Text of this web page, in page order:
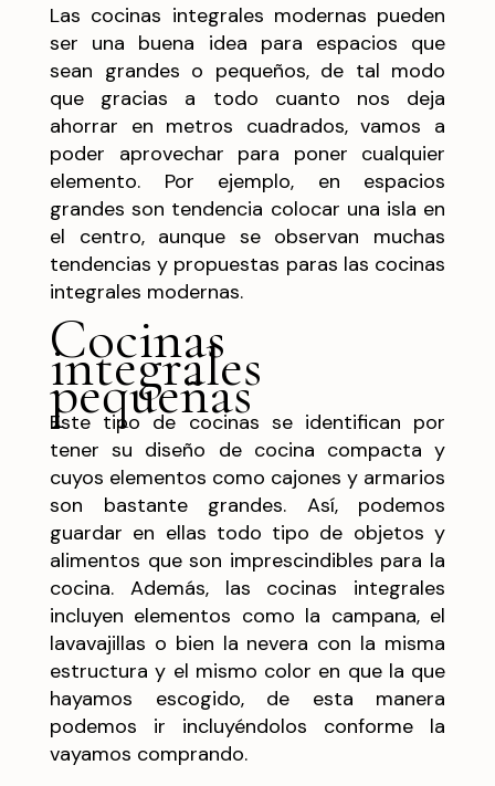
Las cocinas integrales modernas pueden
ser una buena idea para espacios que
sean grandes o pequeños, de tal modo
que gracias a todo cuanto nos deja
ahorrar en metros cuadrados, vamos a
poder aprovechar para poner cualquier
elemento. Por ejemplo, en espacios
grandes son tendencia colocar una isla en
el centro, aunque se observan muchas
tendencias y propuestas paras las cocinas
integrales modernas.
Cocinas
integrales
pequeñas
Este tipo de cocinas se identifican por
tener su diseño de cocina compacta y
cuyos elementos como cajones y armarios
son bastante grandes. Así, podemos
guardar en ellas todo tipo de objetos y
alimentos que son imprescindibles para la
cocina. Además, las cocinas integrales
incluyen elementos como la campana, el
lavavajillas o bien la nevera con la misma
estructura y el mismo color en que la que
hayamos escogido, de esta manera
podemos ir incluyéndolos conforme la
vayamos comprando.